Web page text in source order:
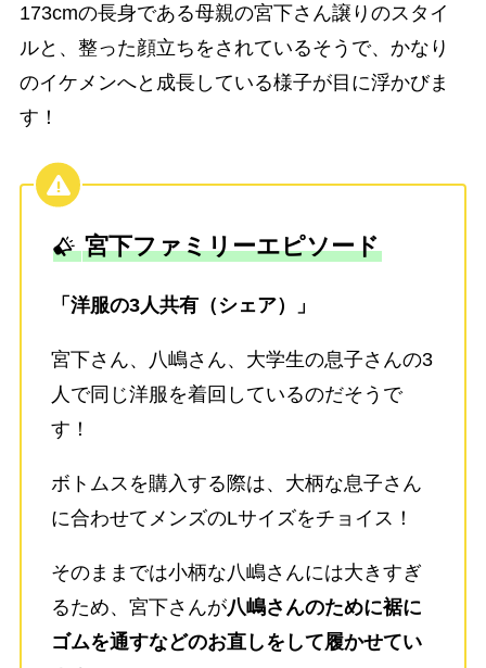
173cmの長身である母親の宮下さん譲りのスタイ
ルと、整った顔立ちをされているそうで、かなり
のイケメンへと成長している様子が目に浮かびま
す！
宮下ファミリーエピソード
「洋服の3人共有（シェア）」
宮下さん、八嶋さん、大学生の息子さんの3
人で同じ洋服を着回しているのだそうで
す！
ボトムスを購入する際は、大柄な息子さん
に合わせてメンズのLサイズをチョイス！
そのままでは小柄な八嶋さんには大きすぎ
るため、宮下さんが八嶋さんのために裾に
ゴムを通すなどのお直しをして履かせてい